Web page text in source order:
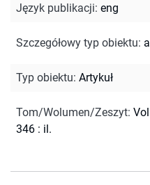
Język publikacji: eng
Szczegółowy typ obiektu:
Typ obiektu: Artykuł
Tom/Wolumen/Zeszyt:
346 : il.